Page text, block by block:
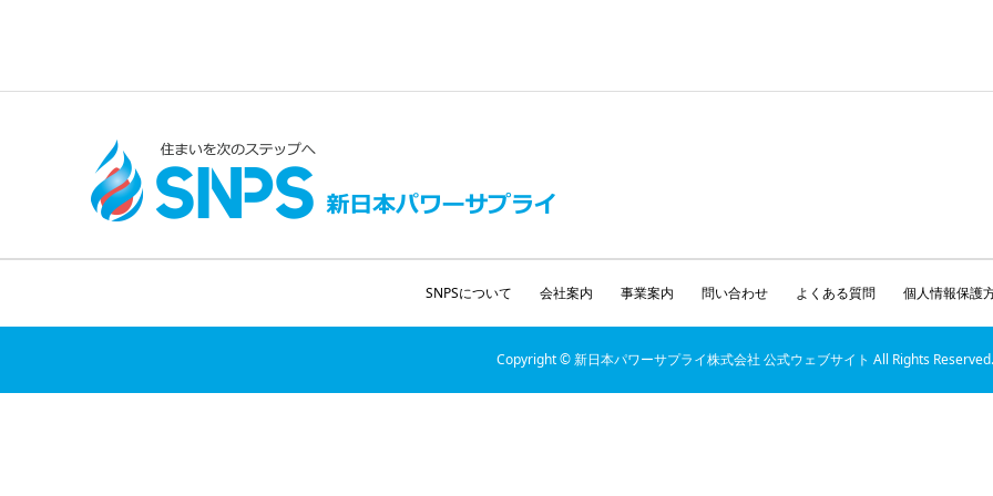
SNPSについて 会社案内 事業案内 問い合わせ よくある質問 個人情報保護
Copyright © 新日本パワーサプライ株式会社 公式ウェブサイト All Rights Reserved.